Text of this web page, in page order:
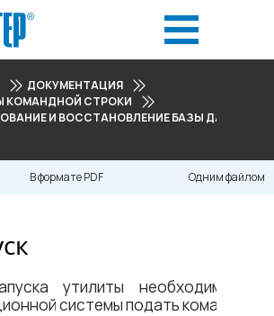
ДОКУМЕНТАЦИЯ
КОМАНДНОЙ СТРОКИ
И ВОССТАНОВЛЕНИЕ БАЗЫ ДАННЫХ
В формате PDF Одним файлом
утилиты необходимо в
системы подать командную